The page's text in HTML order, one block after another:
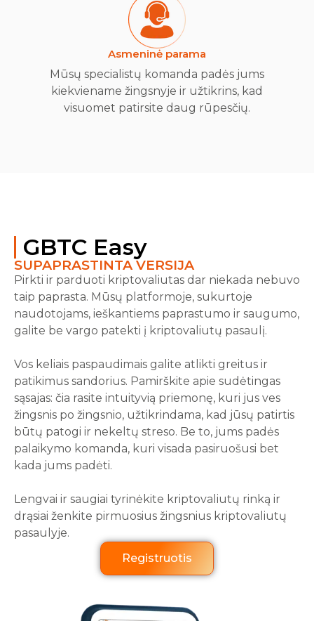
Asmeninė parama
Mūsų specialistų komanda padės jums
kiekviename žingsnyje ir užtikrins, kad
visuomet patirsite daug rūpesčių.
GBTC Easy
SUPAPRASTINTA VERSIJA
Pirkti ir parduoti kriptovaliutas dar niekada nebuvo
taip paprasta. Mūsų platformoje, sukurtoje
naudotojams, ieškantiems paprastumo ir saugumo,
galite be vargo patekti į kriptovaliutų pasaulį.
Vos keliais paspaudimais galite atlikti greitus ir
patikimus sandorius. Pamirškite apie sudėtingas
sąsajas: čia rasite intuityvią priemonę, kuri jus ves
žingsnis po žingsnio, užtikrindama, kad jūsų patirtis
būtų patogi ir nekeltų streso. Be to, jums padės
palaikymo komanda, kuri visada pasiruošusi bet
kada jums padėti.
Lengvai ir saugiai tyrinėkite kriptovaliutų rinką ir
drąsiai ženkite pirmuosius žingsnius kriptovaliutų
pasaulyje.
Registruotis